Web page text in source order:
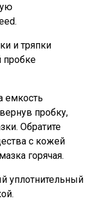
и тряпки
пробке
емкость
пробку,
Обратите
с кожей
горячая.
уплотнительный